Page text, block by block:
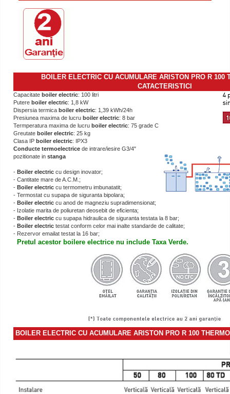
BOILER ELECTRIC CU ACUMULARE ARISTON PRO R 100
CATACTERISTICI
Capacitate boiler electric: 100 litri
Putere boiler electric: 1,8 kW
Dispersia termica boiler electric: 1,39 kWh/24h
Presiunea maxima de lucru boiler electric: 8 bar
Termperatura maxima de lucru boiler electric: 75 grade C
Greutate boiler electric: 25 kg
Clasa IP boiler electric: IPX3
Conducte termoelectrice de intrare/iesire G3/4"
pozitionate in stanga
- Boiler electric cu design inovator;
- Cantitate mare de A.C.M.;
- Boiler electric cu termometru imbunatatit;
- Termostat cu supapa de siguranta bipolara;
- Boiler electric cu anod de magneziu supradimensionat;
- Izolatie marita de poliuretan deosebit de eficienta;
- Boiler electric cu supapa hidraulica de siguranta testata la 8 bar;
- Boiler electric testat conform celor mai inalte standarde de calitate;
- Rezervor emailat testat la 16 bar;
Pretul acestor boilere electrice nu include Taxa Verde.
BOILER ELECTRIC CU ACUMULARE ARISTON PRO R 100